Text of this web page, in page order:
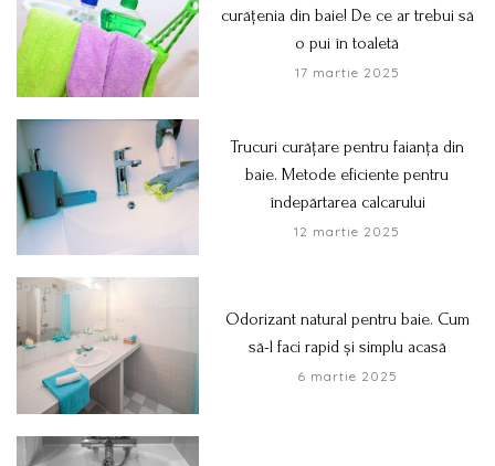
curățenia din baie! De ce ar trebui să
o pui în toaletă
17 martie 2025
Trucuri curățare pentru faianța din
baie. Metode eficiente pentru
îndepărtarea calcarului
12 martie 2025
Odorizant natural pentru baie. Cum
să-l faci rapid și simplu acasă
6 martie 2025